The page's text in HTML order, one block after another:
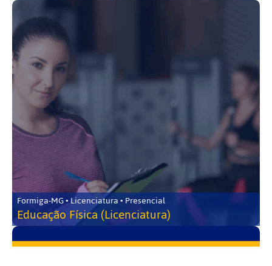
Formiga-MG • Licenciatura • Presencial
Educação Física (Licenciatura)